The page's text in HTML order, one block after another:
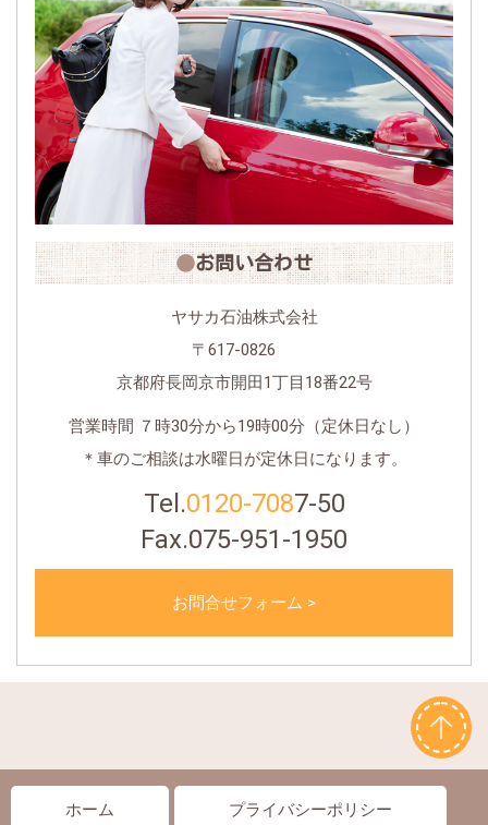
お問い合わせ
ヤサカ石油株式会社
〒617-0826
京都府長岡京市開田1丁目18番22号
営業時間 ７時30分から19時00分（定休日なし）
＊車のご相談は水曜日が定休日になります。
Tel.0120-7087-50
Fax.075-951-1950
お問合せフォーム >
ホーム プライバシーポリシー